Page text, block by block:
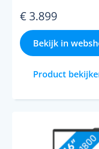
€ 3.899
Bekijk in
Product